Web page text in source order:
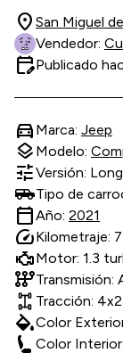
location_on San Miguel
Vendedor:
edit_calendarPublicado
directions_car Marca: Jeep
layers Modelo:
tuneVersión:
Tipo de
calendar_todayAño: 2021
speedKilometraje:
Motor: 1.3
auto_transmissionTransmisión:
Tracción: 4x2
colorsColor
Color